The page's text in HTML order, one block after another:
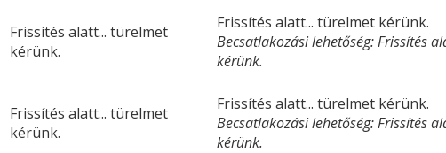
Frissítés alatt... türelmet
kérünk.
Frissítés alatt... türelmet kérünk.
Becsatlakozási lehetőség: Frissítés
kérünk.
Frissítés alatt... türelmet
kérünk.
Frissítés alatt... türelmet kérünk.
Becsatlakozási lehetőség: Frissítés
kérünk.